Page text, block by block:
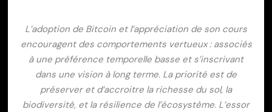
L’adoption de Bitcoin et l’appréciation de son cours
encouragent des comportements vertueux : associés
à une préférence temporelle basse et s’inscrivant
dans une vision à long terme. La priorité est de
préserver et d’accroitre la richesse du sol, la
biodiversité, et la résilience de l’écosystème. L’essor